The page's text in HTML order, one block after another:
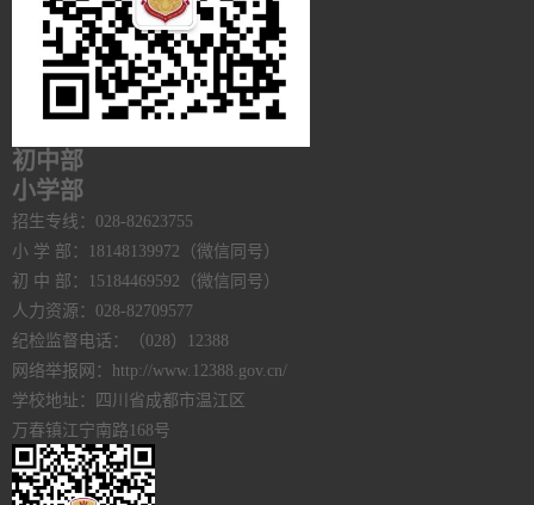
初中部
小学部
招生专线：028-82623755
小 学 部：18148139972（微信同号）
初 中 部：15184469592（微信同号）
人力资源：028-82709577
纪检监督电话：（028）12388
网络举报网：http://www.12388.gov.cn/
学校地址：四川省成都市温江区
万春镇江宁南路168号